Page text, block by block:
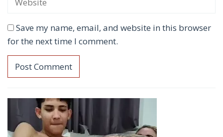
Save my name, email, and website in this browser
for the next time I comment.